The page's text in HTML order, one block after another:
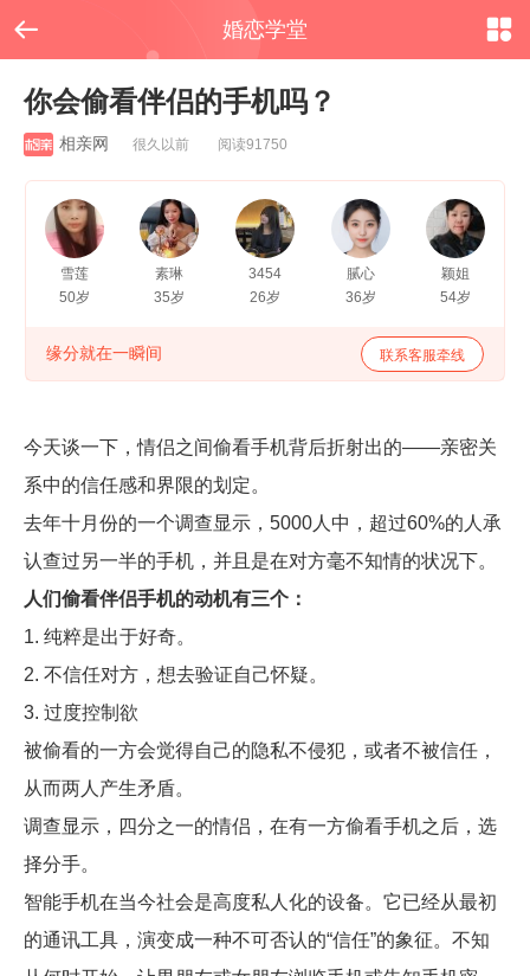
 婚恋学堂
你会偷看伴侣的手机吗？
相亲网 很久以前 阅读91750
雪莲
50岁
素琳
35岁
3454
26岁
腻心
36岁
颖姐
54岁
缘分就在一瞬间 联系客服牵线
今天谈一下，情侣之间偷看手机背后折射出的——亲密关
系中的信任感和界限的划定。
去年十月份的一个调查显示，5000人中，超过60%的人承
认查过另一半的手机，并且是在对方毫不知情的状况下。
人们偷看伴侣手机的动机有三个：
1. 纯粹是出于好奇。
2. 不信任对方，想去验证自己怀疑。
3. 过度控制欲
被偷看的一方会觉得自己的隐私不侵犯，或者不被信任，
从而两人产生矛盾。
调查显示，四分之一的情侣，在有一方偷看手机之后，选
择分手。
智能手机在当今社会是高度私人化的设备。它已经从最初
的通讯工具，演变成一种不可否认的“信任”的象征。不知
